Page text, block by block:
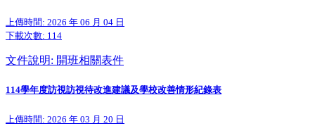
上傳時間: 2026 年 06 月 04 日
下載次數: 114
文件說明: 開班相關表件
114學年度訪視訪視待改進建議及學校改善情形紀錄表
上傳時間: 2026 年 03 月 20 日